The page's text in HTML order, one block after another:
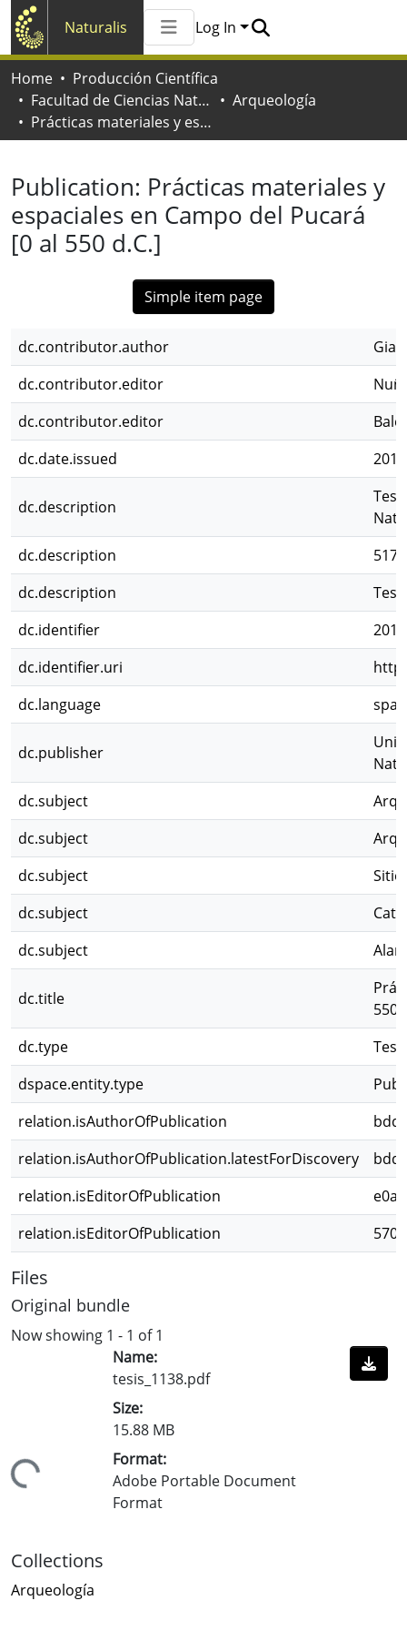
Naturalis
All of Naturalis
Log In
Home
Producción Científica
Facultad de Ciencias Naturales y Museo
Arqueología
Prácticas materiales y espaciales en Campo del Pucará [0 al 550 d.C.]
Publication: Prácticas materiales y
espaciales en Campo del Pucará
[0 al 550 d.C.]
Simple item page
dc.contributor.author
dc.contributor.editor
dc.contributor.editor
dc.date.issued
2011
dc.description
dc.description
517
dc.description
dc.identifier
dc.identifier.uri
dc.language
spa
dc.publisher
dc.subject
dc.subject
dc.subject
dc.subject
dc.subject
dc.title
550
dc.type
dspace.entity.type
relation.isAuthorOfPublication
relation.isAuthorOfPublication.latestForDiscovery
relation.isEditorOfPublication
relation.isEditorOfPublication
Files
Original bundle
Now showing 1 - 1 of 1
Loading...
Name:
tesis_1138.pdf
Size:
15.88 MB
Format:
Adobe Portable Document
Format
Collections
Arqueología